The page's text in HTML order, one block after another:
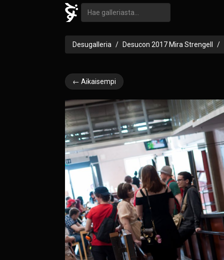
Desugalleria Desucon 2017 Mira Strengell
← Aikaisempi